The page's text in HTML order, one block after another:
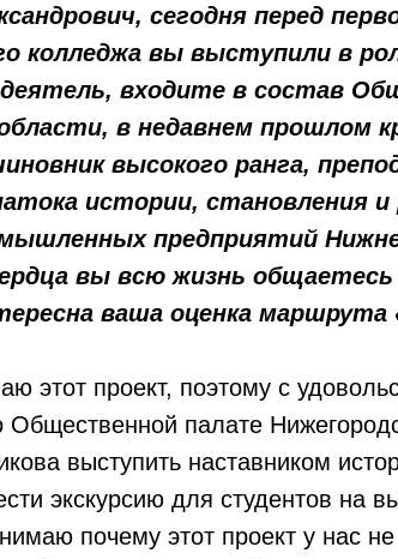
сегодня перед
колледжа вы выступили в
входите в состав
в недавнем прошлом
высокого ранга,
истории, становления и
предприятий
вы всю жизнь
ваша оценка маршрута
этот проект, поэтому с
Общественной палате
выступить наставником
экскурсию для студентов на
почему этот проект у нас